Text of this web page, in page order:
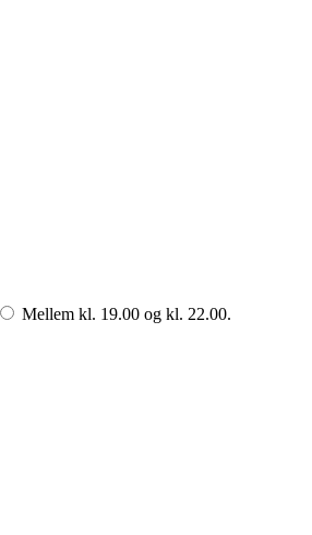
Mellem kl. 19.00 og kl. 22.00.